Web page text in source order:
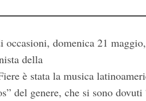
domenica 21
della
è stata la musica
del genere, che si sono